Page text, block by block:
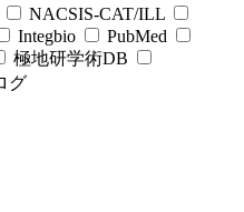
NACSIS-CAT/ILL
Integbio
PubMed
極地研学術DB
グ